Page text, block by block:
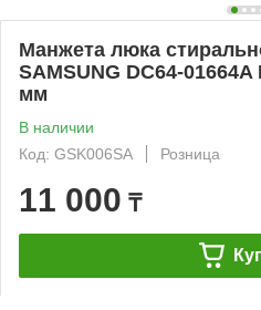
Манжета люка
SAMSUNG DC64-
мм
В наличии
Код: GSK006SA
Розница
11 000 ₸